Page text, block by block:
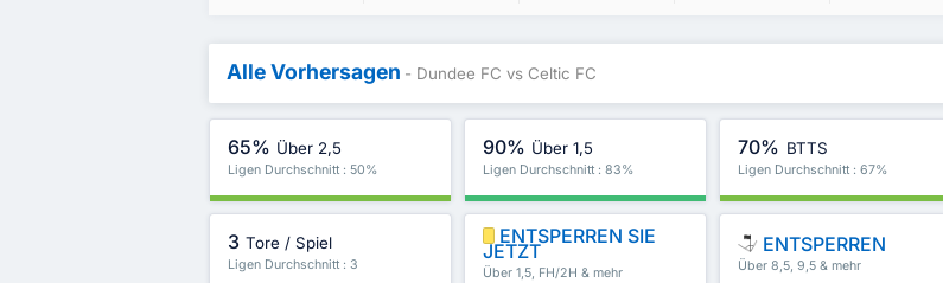
Alle Vorhersagen - Dundee FC vs Celtic FC
65% Über 2,5
Ligen Durchschnitt : 50%
90% Über 1,5
Ligen Durchschnitt : 83%
70% BTTS
Ligen Durchschnitt : 67%
3 Tore / Spiel
Ligen Durchschnitt : 3
ENTSPERREN SIE
JETZT
Über 1,5, FH/2H & mehr
ENTSPERREN
Über 8,5, 9,5 & mehr